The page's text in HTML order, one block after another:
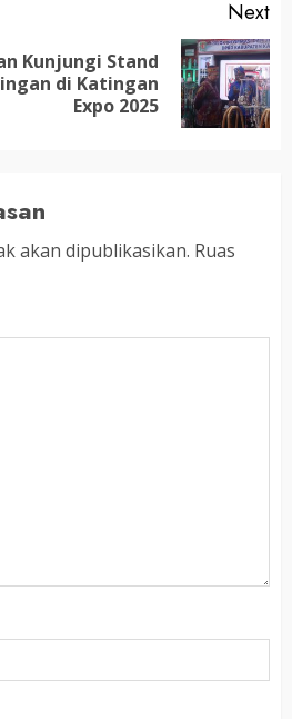
Next
Kunjungi Stand
di Katingan
Expo 2025
akan dipublikasikan. Ruas